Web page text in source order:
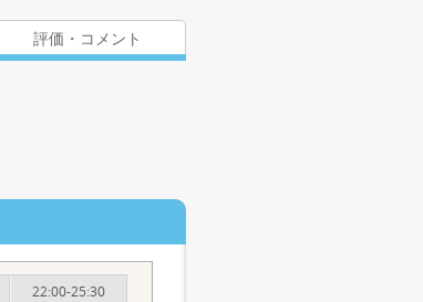
評価・コメント
22:00-25:30